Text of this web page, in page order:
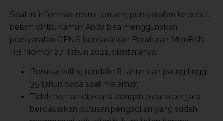
Saat ini informasi resmi tentang persyaratan tersebut
belum dirilis, namun Anda bisa menggunakan
persyaratan CPNS berdasarkan Peraturan MenPAN-
RB Nomor 27 Tahun 2021, diantaranya:
Berusia paling rendah 18 tahun dan paling tinggi
35 tahun pada saat melamar;
Tidak pernah dipidana dengan pidana penjara
berdasarkan putusan pengadilan yang sudah